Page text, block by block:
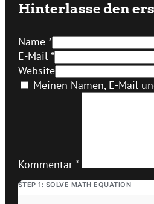
Hinterlasse den
Name *
E-Mail *
Website
Meinen Namen, E-Mail
Kommentar *
STEP 1: SOLVE MATH EQUATION